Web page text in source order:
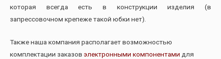
которая всегда есть в конструкции изделия (в
запрессовочном крепеже такой юбки нет).
Также наша компания располагает возможностью
комплектации заказов электронными компонентами для